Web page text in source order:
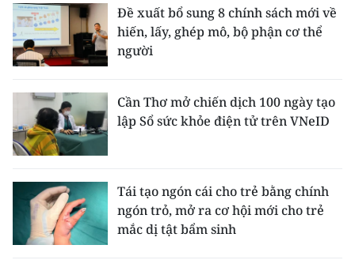
Đề xuất bổ sung 8 chính sách mới về
hiến, lấy, ghép mô, bộ phận cơ thể
người
Cần Thơ mở chiến dịch 100 ngày tạo
lập Sổ sức khỏe điện tử trên VNeID
Tái tạo ngón cái cho trẻ bằng chính
ngón trỏ, mở ra cơ hội mới cho trẻ
mắc dị tật bẩm sinh